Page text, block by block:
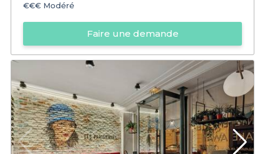
€€€ Modéré
Faire une demande